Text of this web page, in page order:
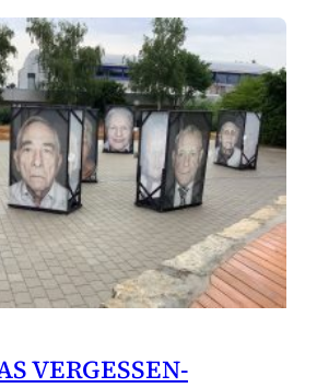
VERGESSEN-